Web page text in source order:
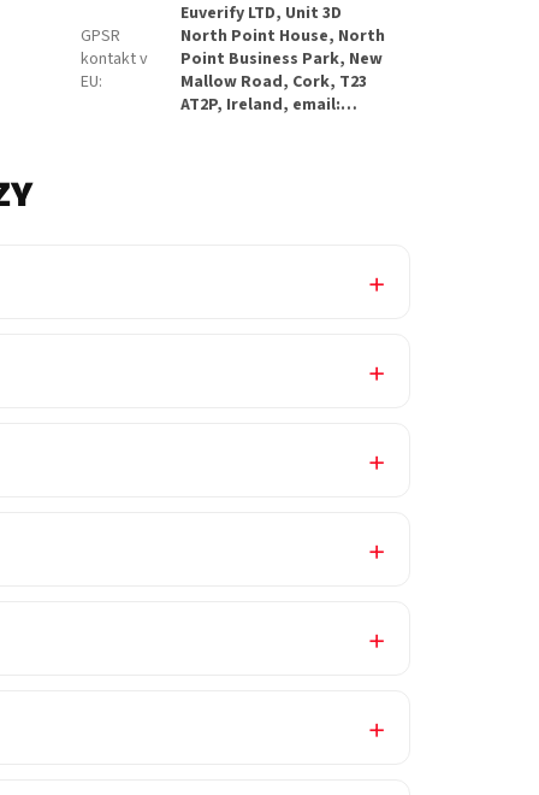
GPSR
kontakt v
EU:
Euverify LTD, Unit 3D
North Point House, North
Point Business Park, New
Mallow Road, Cork, T23
AT2P, Ireland, email:…